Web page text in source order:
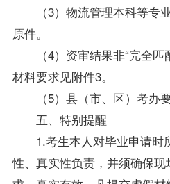
（3）物流管理本科等
原件。
（4）资审结果非“完全
材料要求见附件3。
（5）县（市、区）考办
五、特别提醒
1.考生本人对毕业申请时
性、真实性负责，并须确保